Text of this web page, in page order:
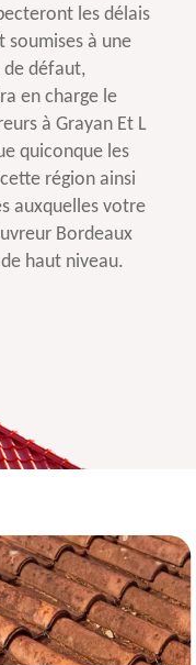
les délais
soumises à une
de défaut,
en charge le
à Grayan Et L
quiconque les
région ainsi
auxquelles votre
Bordeaux
haut niveau.